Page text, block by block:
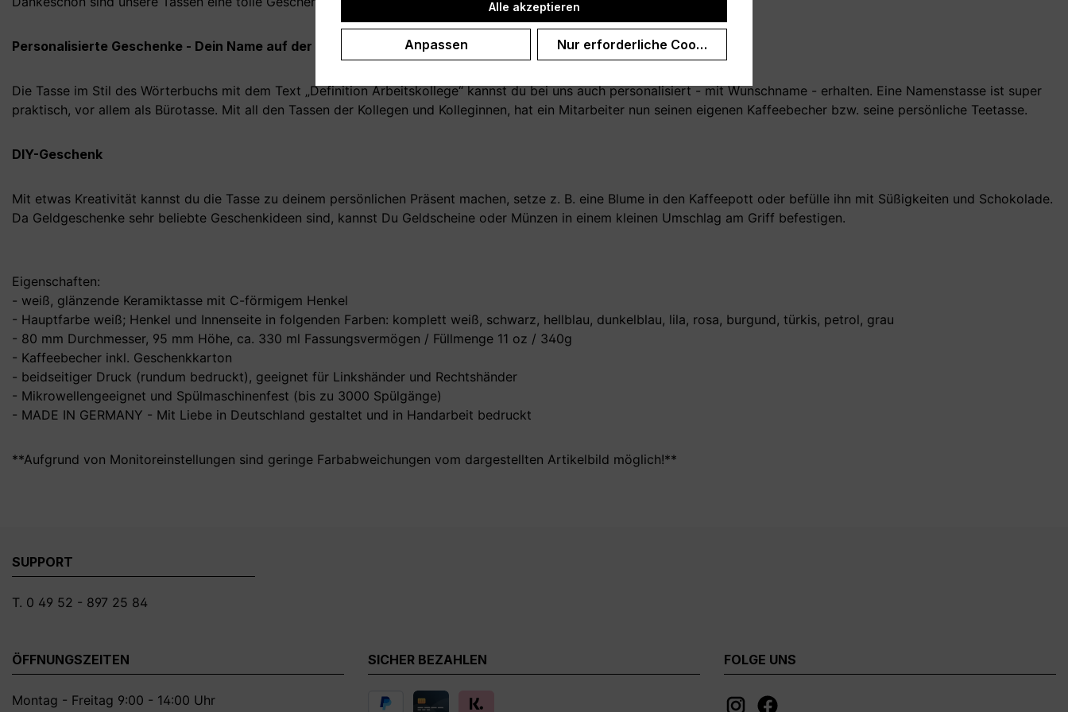
Personalisierte Geschenke - Dein Name auf der Tasse
Die Tasse im Stil des Wörterbuchs mit dem Text „Definition Arbeitskollege“ kannst du bei uns auch personalisiert - mit Wunschname - erhalten. Eine Namenstasse ist super
praktisch, vor allem als Bürotasse. Mit all den Tassen der Kollegen und Kolleginnen, hat ein Mitarbeiter nun seinen eigenen Kaffeebecher bzw. seine persönliche Teetasse.
DIY-Geschenk
Mit etwas Kreativität kannst du die Tasse zu deinem persönlichen Präsent machen, setze z. B. eine Blume in den Kaffeepott oder befülle ihn mit Süßigkeiten und Schokolade.
Da Geldgeschenke sehr beliebte Geschenkideen sind, kannst Du Geldscheine oder Münzen in einem kleinen Umschlag am Griff befestigen.
Eigenschaften:
- weiß, glänzende Keramiktasse mit C-förmigem Henkel
- Hauptfarbe weiß; Henkel und Innenseite in folgenden Farben: komplett weiß, schwarz, hellblau, dunkelblau, lila, rosa, burgund, türkis, petrol, grau
- 80 mm Durchmesser, 95 mm Höhe, ca. 330 ml Fassungsvermögen / Füllmenge 11 oz / 340g
- Kaffeebecher inkl. Geschenkkarton
- beidseitiger Druck (rundum bedruckt), geeignet für Linkshänder und Rechtshänder
- Mikrowellengeeignet und Spülmaschinenfest (bis zu 3000 Spülgänge)
- MADE IN GERMANY - Mit Liebe in Deutschland gestaltet und in Handarbeit bedruckt
**Aufgrund von Monitoreinstellungen sind geringe Farbabweichungen vom dargestellten Artikelbild möglich!**
SUPPORT
T. 0 49 52 - 897 25 84
ÖFFNUNGSZEITEN
Montag - Freitag 9:00 - 14:00 Uhr
SICHER BEZAHLEN FOLGE UNS
Alle akzeptieren
Anpassen Nur erforderliche Cookies